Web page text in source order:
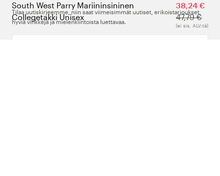
South West Parry Mariininsininen
Collegetakki Unisex
38,24 €
47,79 €
(ei sis. ALV:tä)
Tilaa uutiskirjeemme, niin saat viimeisimmät uutiset, erikoistarjoukset,
hyviä vinkkejä ja mielenkiintoista luettavaa.
Kirjoita sähköpostiosoitteesi